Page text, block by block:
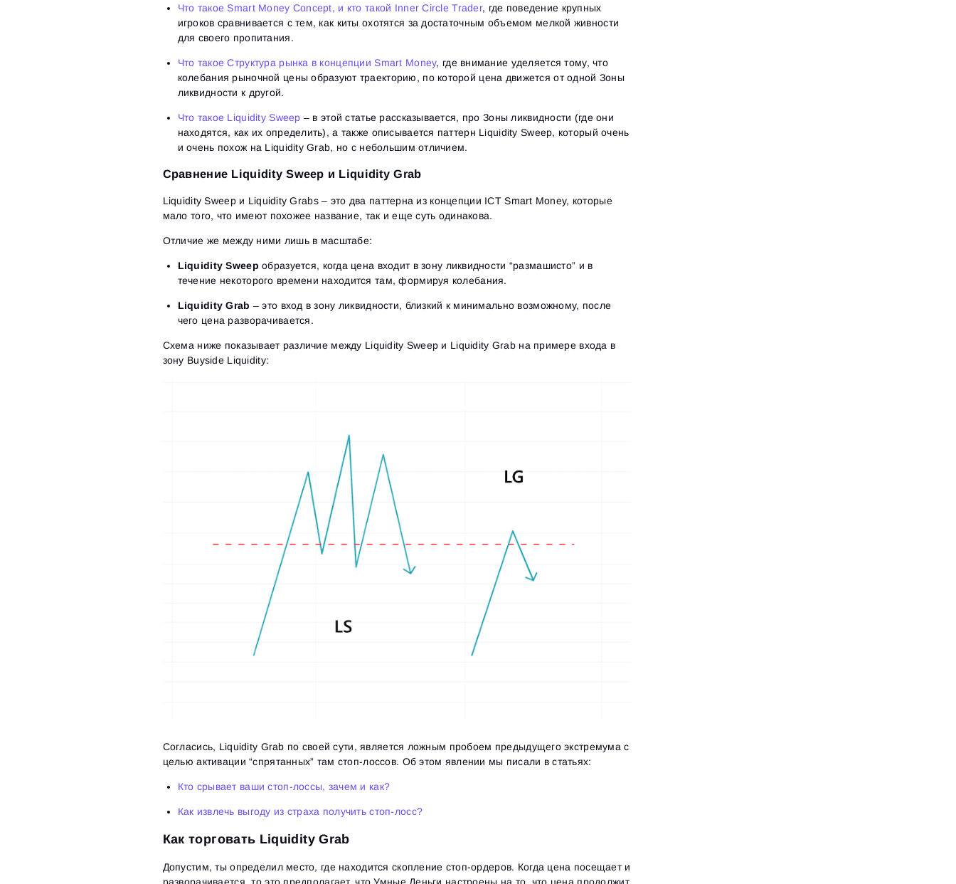
Что такое Smart Money Concept, и кто такой Inner Circle Trader, где поведение крупных
игроков сравнивается с тем, как киты охотятся за достаточным объемом мелкой живности
для своего пропитания.
Что такое Структура рынка в концепции Smart Money, где внимание уделяется тому, что
колебания рыночной цены образуют траекторию, по которой цена движется от одной Зоны
ликвидности к другой.
Что такое Liquidity Sweep – в этой статье рассказывается, про Зоны ликвидности (где они
находятся, как их определить), а также описывается паттерн Liquidity Sweep, который очень
и очень похож на Liquidity Grab, но с небольшим отличием.
Сравнение Liquidity Sweep и Liquidity Grab
Liquidity Sweep и Liquidity Grabs – это два паттерна из концепции ICT Smart Money, которые
мало того, что имеют похожее название, так и еще суть одинакова.
Отличие же между ними лишь в масштабе:
Liquidity Sweepобразуется, когда цена входит в зону ликвидности “размашисто” и в
течение некоторого времени находится там, формируя колебания.
Liquidity Grab – это вход в зону ликвидности, близкий к минимально возможному, после
чего цена разворачивается.
Схема ниже показывает различие между Liquidity Sweep и Liquidity Grab на примере входа в
зону Buyside Liquidity:
Согласись, Liquidity Grab по своей сути, является ложным пробоем предыдущего экстремума с
целью активации “спрятанных” там стоп-лоссов. Об этом явлении мы писали в статьях:
Кто срывает ваши стоп-лоссы, зачем и как?
Как извлечь выгоду из страха получить стоп-лосс?
Как торговать Liquidity Grab
Допустим, ты определил место, где находится скопление стоп-ордеров. Когда цена посещает и
разворачивается, то это предполагает, что Умные Деньги настроены на то, что цена продолжит
Нет учётной записи?Зарегистрироваться